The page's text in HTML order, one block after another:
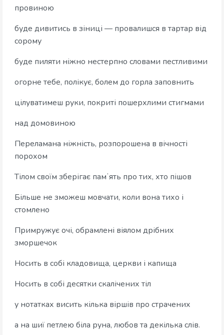
провиною
буде дивитись в зіниці — провалишся в тартар від
сорому
буде пиляти ніжно нестерпно словами пестливими
огорне тебе, полікує, болем до горла заповнить
цілуватимеш руки, покриті пошерхлими стигмами
над домовиною
Переламана ніжність, розпорошена в вічності
порохом
Тілом своїм зберігає памʼять про тих, хто пішов
Більше не зможеш мовчати, коли вона тихо і
стомлено
Примружує очі, обрамлені віялом дрібних
зморшечок
Носить в собі кладовища, церкви і капища
Носить в собі десятки скалічених тіл
у нотатках висить кілька віршів про страчених
а на шиї петлею біла руна, любов та декілька слів.